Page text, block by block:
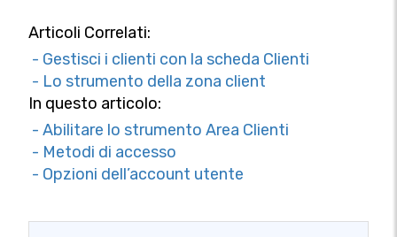
Articoli Correlati:
- Gestisci i clienti con la scheda Clienti
- Lo strumento della zona client
In questo articolo:
- Abilitare lo strumento Area Clienti
- Metodi di accesso
- Opzioni dell’account utente